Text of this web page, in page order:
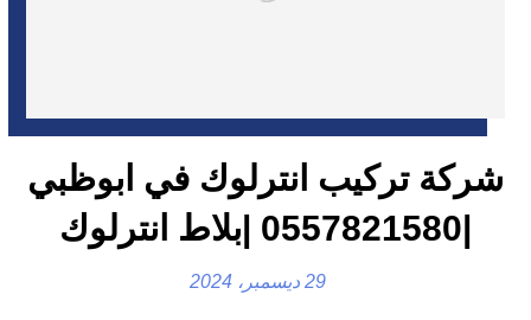
شركة تركيب انترلوك في ابوظبي
|0557821580 |بلاط انترلوك
29 ديسمبر، 2024